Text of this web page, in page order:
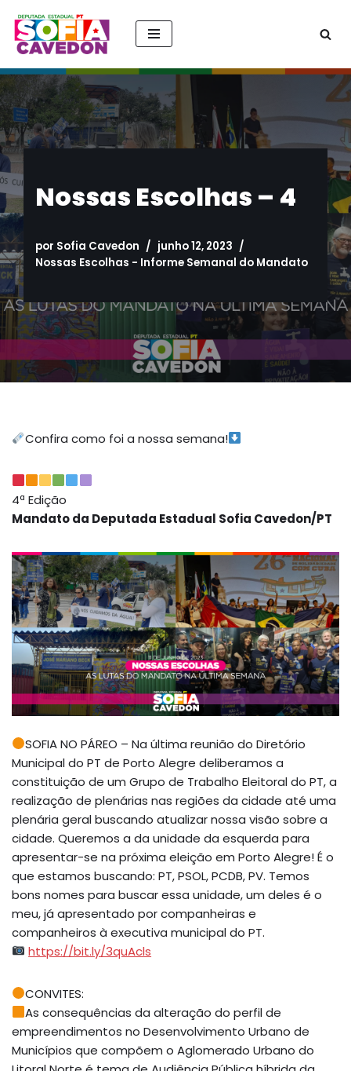
Pular
o
conteúdo
Nossas Escolhas – 4
por Sofia Cavedon
junho 12, 2023
Nossas Escolhas - Informe Semanal do Mandato
Confira como foi a nossa semana!
4ª Edição
Mandato da Deputada Estadual Sofia Cavedon/PT
SOFIA NO PÁREO – Na última reunião do Diretório
Municipal do PT de Porto Alegre deliberamos a
constituição de um Grupo de Trabalho Eleitoral do PT, a
realização de plenárias nas regiões da cidade até uma
plenária geral buscando atualizar nossa visão sobre a
cidade. Queremos a da unidade da esquerda para
apresentar-se na próxima eleição em Porto Alegre! É o
que estamos buscando: PT, PSOL, PCDB, PV. Temos
bons nomes para buscar essa unidade, um deles é o
meu, já apresentado por companheiras e
companheiros à executiva municipal do PT.
https://bit.ly/3quAcls
CONVITES:
As consequências da alteração do perfil de
empreendimentos no Desenvolvimento Urbano de
Municípios que compõem o Aglomerado Urbano do